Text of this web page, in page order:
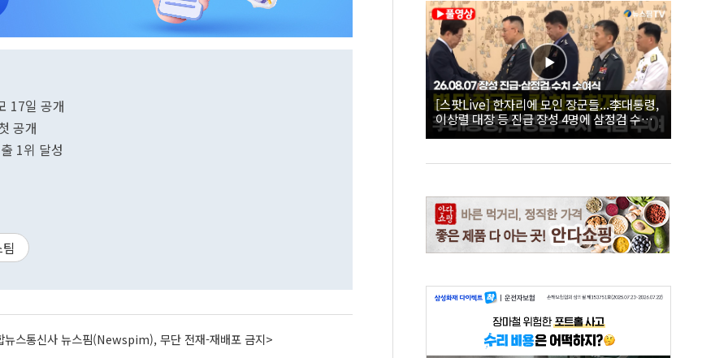
17일 공개
공개
1위 달성
뉴스통신사 뉴스핌(Newspim), 무단 전재-재배포 금지>
[스팟Live] 한자리에 모인 장군들...李대통령,
이상렬 대장 등 진급 장성 4명에 삼정검 수치
직접 수여｜26.08.07 장성 진급·삼정검 수치